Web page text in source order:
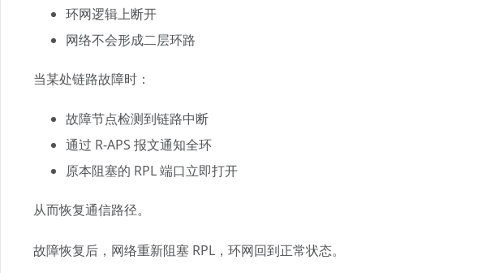
环网逻辑上断开
网络不会形成二层环路
当某处链路故障时：
故障节点检测到链路中断
通过 R-APS 报文通知全环
原本阻塞的 RPL 端口立即打开
从而恢复通信路径。
故障恢复后，网络重新阻塞 RPL，环网回到正常状态。